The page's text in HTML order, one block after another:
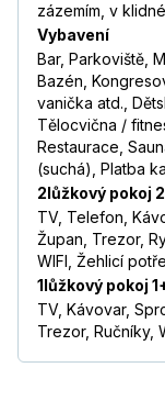
zázemím, v
Vybavení
Bar, Parkoviště,
Bazén,
vanička atd.,
Tělocvična /
Restaurace,
(suchá), Platba
2lůžkový pokoj
TV, Telefon,
Župan, Trezor,
WIFI, Žehlicí
1lůžkový pokoj
TV, Kávovar,
Trezor, Ručníky,